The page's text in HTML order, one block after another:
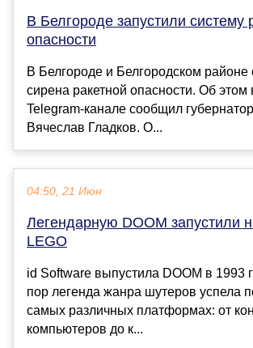
В Белгороде запустили систему
опасности
В Белгороде и Белгородском районе
сирена ракетной опасности. Об этом
Telegram-канале сообщил
Вячеслав Гладков. О...
04:50, 21 Июн
Легендарную DOOM запустили
LEGO
id Software выпустила DOOM в 1993
пор легенда жанра шутеров успела
самых различных платформах: от
компьютеров до к...